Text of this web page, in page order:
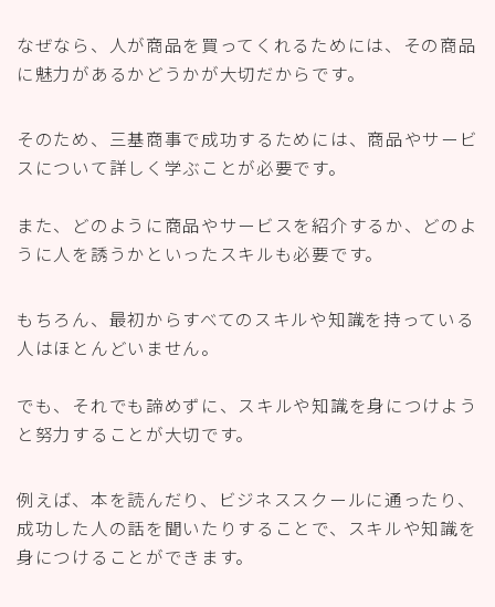
なぜなら、人が商品を買ってくれるためには、その商品
に魅力があるかどうかが大切だからです。
そのため、三基商事で成功するためには、商品やサービ
スについて詳しく学ぶことが必要です。
また、どのように商品やサービスを紹介するか、どのよ
うに人を誘うかといったスキルも必要です。
もちろん、最初からすべてのスキルや知識を持っている
人はほとんどいません。
でも、それでも諦めずに、スキルや知識を身につけよう
と努力することが大切です。
例えば、本を読んだり、ビジネススクールに通ったり、
成功した人の話を聞いたりすることで、スキルや知識を
身につけることができます。